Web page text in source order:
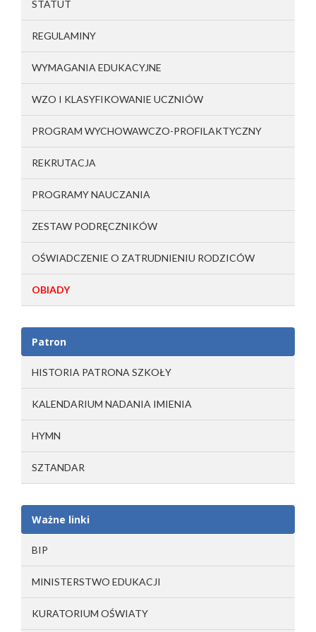
STATUT
REGULAMINY
WYMAGANIA EDUKACYJNE
WZO I KLASYFIKOWANIE UCZNIÓW
PROGRAM WYCHOWAWCZO-PROFILAKTYCZNY
REKRUTACJA
PROGRAMY NAUCZANIA
ZESTAW PODRĘCZNIKÓW
OŚWIADCZENIE O ZATRUDNIENIU RODZICÓW
OBIADY
Patron
HISTORIA PATRONA SZKOŁY
KALENDARIUM NADANIA IMIENIA
HYMN
SZTANDAR
Ważne linki
BIP
MINISTERSTWO EDUKACJI
KURATORIUM OŚWIATY